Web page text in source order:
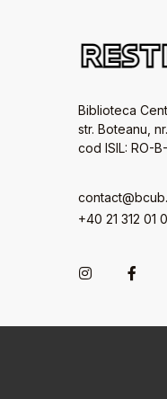
Biblioteca
str. Boteanu,
cod ISIL: RO-
+40 21 312 01